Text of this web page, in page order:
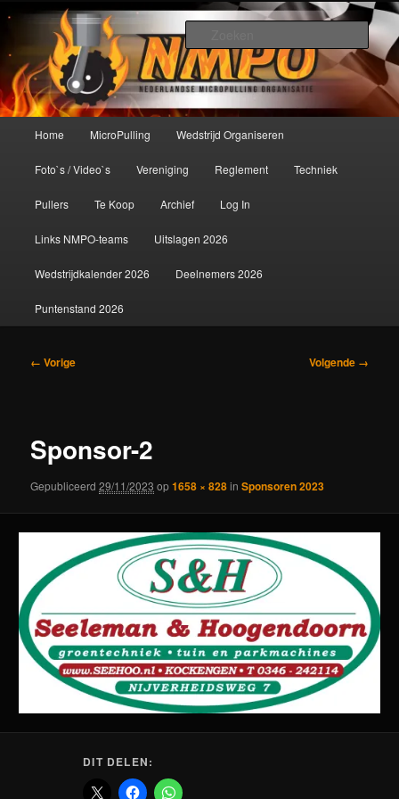
primaire
inhoudNederlandse MicroPulling
Organisatie
De meest krachtige modelbouwsport ter wereld!
Home MicroPulling Wedstrijd Organiseren
Foto`s / Video`s Vereniging Reglement Techniek
Pullers Te Koop Archief Log In
Links NMPO-teams Uitslagen 2026
Wedstrijdkalender 2026 Deelnemers 2026
Puntenstand 2026
Afbeeldingsnavigatie
← Vorige Volgende →
Sponsor-2
Gepubliceerd29/11/2023 op1658 × 828inSponsoren 2023
DIT DELEN: